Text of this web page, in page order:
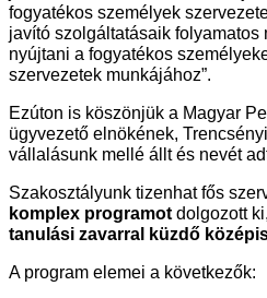
fogyatékos személyek
javító szolgáltatásaik folyamatos
nyújtani a fogyatékos
szervezetek munkájához”.
Ezúton is köszönjük a Magyar
ügyvezető elnökének,
vállalásunk mellé állt és nevét
Szakosztályunk tizenhat fős
komplex programot dolgozott
tanulási zavarral küzdő
A program elemei a következők: